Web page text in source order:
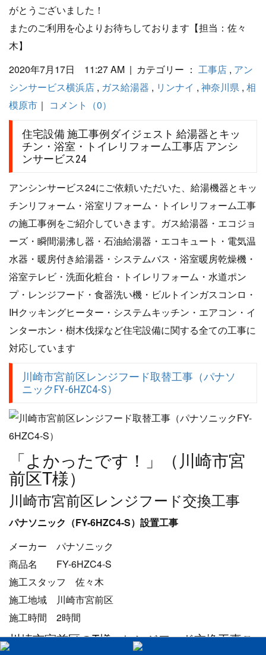
がとうございました！
またのご利用を心よりお待ちしております【担当：佐々
木】
2020年7月17日 11:27 AM | カテゴリー ： 工事店 , アン
シンサービス横浜店 , ガス給湯器 , リンナイ , 神奈川県 , 相
模原市 ｜ コメント（0）
住宅設備 施工事例ダイジェスト 給湯器とキッ
チン・浴室・トイレリフォーム工事店 アンシ
ンサービス24
アンシンサービス24にご依頼いただいた、給湯機器とキッ
チンリフォーム・浴室リフォーム・トイレリフォーム工事
の施工事例をご紹介していきます。ガス給湯器・エコジョ
ーズ・瞬間湯沸し器・石油給湯器・エコキュート・電気温
水器・暖房付き給湯器・システムバス・浴室暖房乾燥機・
浴室テレビ・洗面化粧台・トイレリフォーム・水道ポン
プ・レンジフード・食器洗い機・ビルトインガスコンロ・
IHクッキングヒーター・システムキッチン・エアコン・イ
ンターホン・樹木伐採など住宅設備に関する全ての工事に
対応しています
川崎市宮前区レンジフード取替工事（パナソ
ニックFY-6HZC4-S）
「よかったです！」（川崎市宮
前区T様）
川崎市宮前区レンジフード交換工事
パナソニック（FY-6HZC4-S）設置工事
メーカー パナソニック
商品名 FY-6HZC4-S
施工スタッフ 佐々木
施工地域 川崎市宮前区
施工時間 2時間
川崎市宮前区のT様、レンジフード交換工事ご